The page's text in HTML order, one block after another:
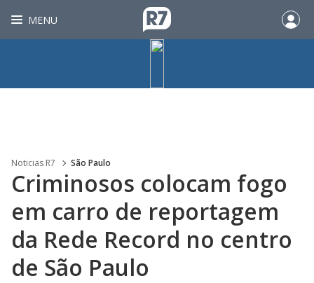
MENU
Noticias R7 São Paulo
Criminosos colocam fogo
em carro de reportagem
da Rede Record no centro
de São Paulo